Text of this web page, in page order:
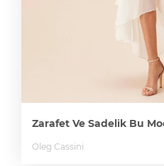
Zarafet Ve Sadelik Bu
Oleg Cassini